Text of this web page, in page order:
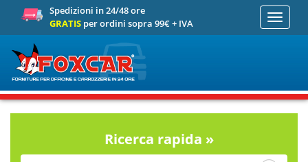
Spedizioni in 24/48 ore
GRATIS per ordini sopra 99€ + IVA
Toggle
Ricerca rapida »